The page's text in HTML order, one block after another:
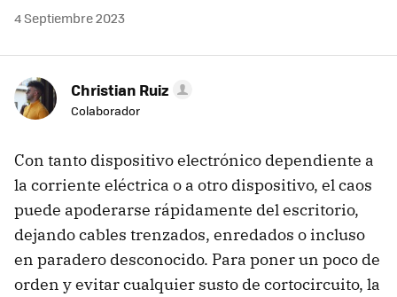
4 Septiembre 2023
Christian Ruiz
Colaborador
Con tanto dispositivo electrónico dependiente a
la corriente eléctrica o a otro dispositivo, el caos
puede apoderarse rápidamente del escritorio,
dejando cables trenzados, enredados o incluso
en paradero desconocido. Para poner un poco de
orden y evitar cualquier susto de cortocircuito, la